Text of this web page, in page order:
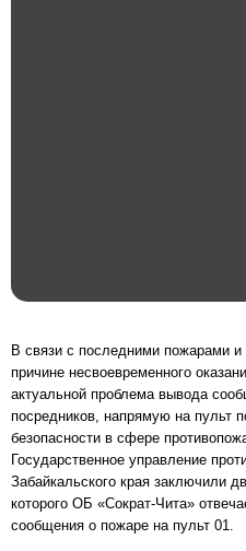
В связи с последними пожарами
причине несвоевременного
актуальной проблема вывода
посредников, напрямую на пульт
безопасности в сфере
Государственное управление
Забайкальского края заключили
которого ОБ «Сократ-Чита»
сообщения о пожаре на пульт 01.